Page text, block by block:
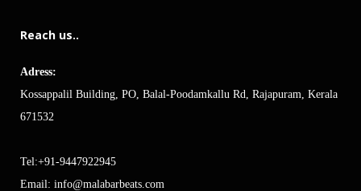
Reach us..
Adress:
Kossappalil Building, PO, Balal-Poodamkallu Rd, Rajapuram, Kerala
671532
Tel:+91-9447922945
Email: info@malabarbeats.com